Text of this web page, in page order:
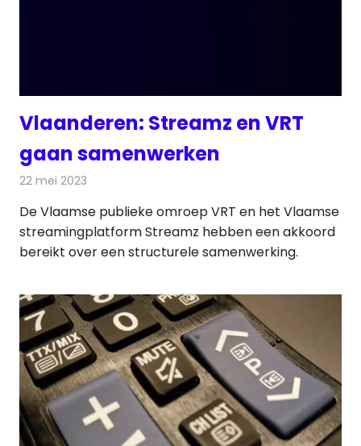
Vlaanderen: Streamz en VRT
gaan samenwerken
22 mei 2023
De Vlaamse publieke omroep VRT en het Vlaamse
streamingplatform Streamz hebben een akkoord
bereikt over een structurele samenwerking.